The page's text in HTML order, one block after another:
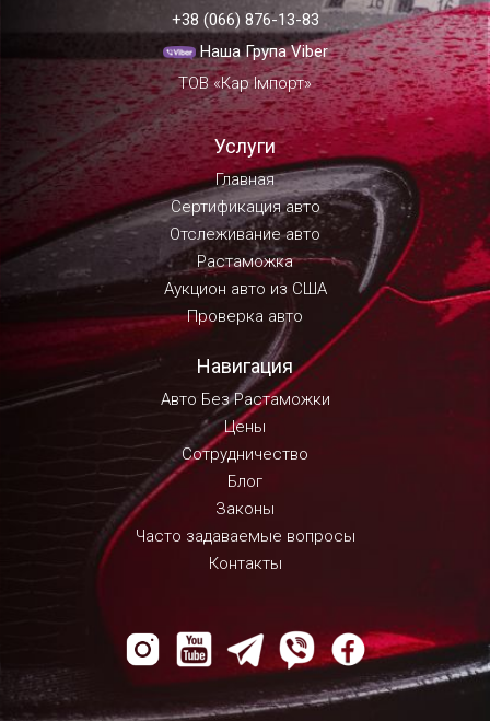
+38 (066) 876-13-83
Наша Група Viber
ТОВ «Кар Імпорт»
Услуги
Главная
Сертификация авто
Отслеживание авто
Растаможка
Аукцион авто из США
Проверка авто
Навигация
Авто Без Растаможки
Цены
Сотрудничество
Блог
Законы
Часто задаваемые вопросы
Контакты